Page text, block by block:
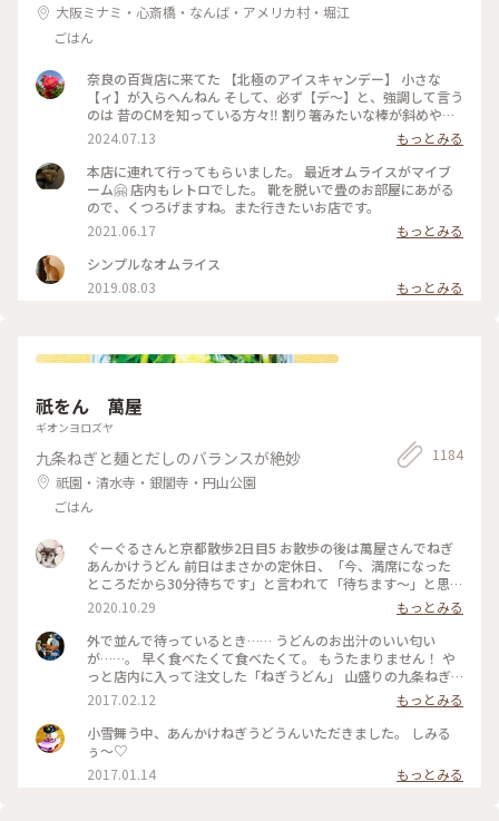
大阪ミナミ・心斎橋・なんば・アメリカ村・堀江
ごはん
奈良の百貨店に来てた 【北極のアイスキャンデー】 小さな
【ィ】が入らへんねん そして、必ず【デ〜】と、強調して言う
のは 昔のCMを知っている方々‼️ 割り箸みたいな棒が斜めやね
ん ※子供の頃は割り箸やと思いこんでた チョコと違うねん❗️ コ
2024.07.13
もっとみる
本店に連れて行ってもらいました。 最近オムライスがマイブ
ーム🤗 店内もレトロでした。 靴を脱いで畳のお部屋にあがる
ので、くつろげますね。また行きたいお店です。
2021.06.17
もっとみる
シンプルなオムライス
2019.08.03
もっとみる
祇をん 萬屋
ギオンヨロズヤ
九条ねぎと麺とだしのバランスが絶妙
祇園・清水寺・銀閣寺・円山公園
ごはん
1184
ぐーぐるさんと京都散歩2日目5 お散歩の後は萬屋さんでねぎ
あんかけうどん 前日はまさかの定休日、「今、満席になった
ところだから30分待ちです」と言われて「待ちます〜」と思わ
ず♡︎😆 検温もして無事にいただきました❣️ #小さな秋 #京都 #
食欲の秋
2020.10.29
もっとみる
外で並んで待っているとき…… うどんのお出汁のいい匂い
が……。 早く食べたくて食べたくて。 もうたまりません！ や
っと店内に入って注文した「ねぎうどん」 山盛りの九条ねぎ
と、おろし生姜がのってやってきました！ あ～～もう幸せ
～！ 出汁の匂いを嗅ぎながら、ねぎと生姜、ねぎとうどん、
出汁の順で、あっという間に平らげてしまいました。 食べ終
わったときに友人と目を合わせて笑顔でほっこり！ 身も心も
2017.02.12
もっとみる
小雪舞う中、あんかけねぎうどうんいただきました。 しみる
ぅ〜♡
2017.01.14
もっとみる